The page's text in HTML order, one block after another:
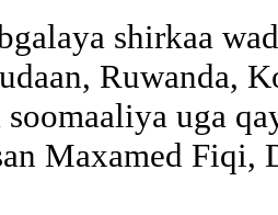
shirkaa
Ruwanda,
uga
Maxamed